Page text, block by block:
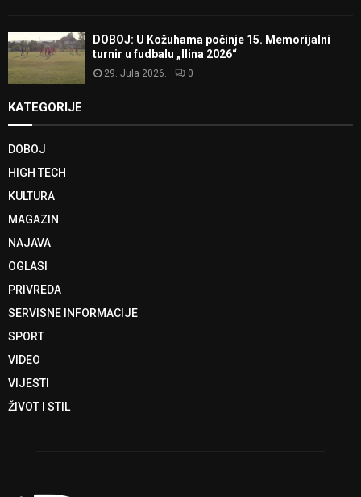
DOBOJ: U Kožuhama počinje 15. Memorijalni
turnir u fudbalu „Ilina 2026“
29. Jula 2026. 0
KATEGORIJE
DOBOJ
HIGH TECH
KULTURA
MAGAZIN
NAJAVA
OGLASI
PRIVREDA
SERVISNE INFORMACIJE
SPORT
VIDEO
VIJESTI
ŽIVOT I STIL